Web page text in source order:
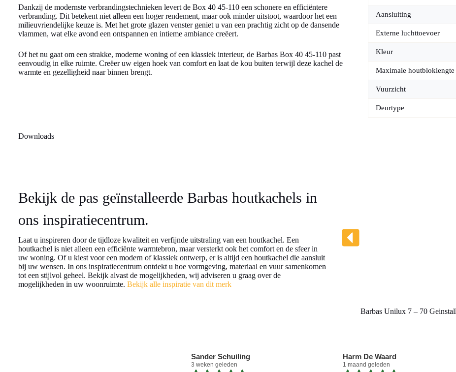
Dankzij de modernste verbrandingstechnieken levert de Box 40 45-110 een schonere en efficiëntere
verbranding. Dit betekent niet alleen een hoger rendement, maar ook minder uitstoot, waardoor het een
milieuvriendelijke keuze is. Met het grote glazen venster geniet u van een prachtig zicht op de dansende
vlammen, wat elke avond een ontspannen en intieme ambiance creëert.
Of het nu gaat om een strakke, moderne woning of een klassiek interieur, de Barbas Box 40 45-110 past
eenvoudig in elke ruimte. Creëer uw eigen hoek van comfort en laat de kou buiten terwijl deze kachel de
warmte en gezelligheid naar binnen brengt.
Aansluiting
Externe luchttoevoer
Kleur
Maximale houtbloklengte
Vuurzicht
Deurtype
Downloads
Bekijk de pas geïnstalleerde Barbas houtkachels in
ons inspiratiecentrum.
Laat u inspireren door de tijdloze kwaliteit en verfijnde uitstraling van een houtkachel. Een
houtkachel is niet alleen een efficiënte warmtebron, maar versterkt ook het comfort en de sfeer in
uw woning. Of u kiest voor een modern of klassiek ontwerp, er is altijd een houtkachel die aansluit
bij uw wensen. In ons inspiratiecentrum ontdekt u hoe vormgeving, materiaal en vuur samenkomen
tot een stijlvol geheel. Bekijk alvast de mogelijkheden, wij adviseren u graag over de
mogelijkheden in uw woonruimte. Bekijk alle inspiratie van dit merk
Barbas Unilux 7 – 70
Sander Schuiling
3 weken geleden
Harm De Waard
1 maand geleden